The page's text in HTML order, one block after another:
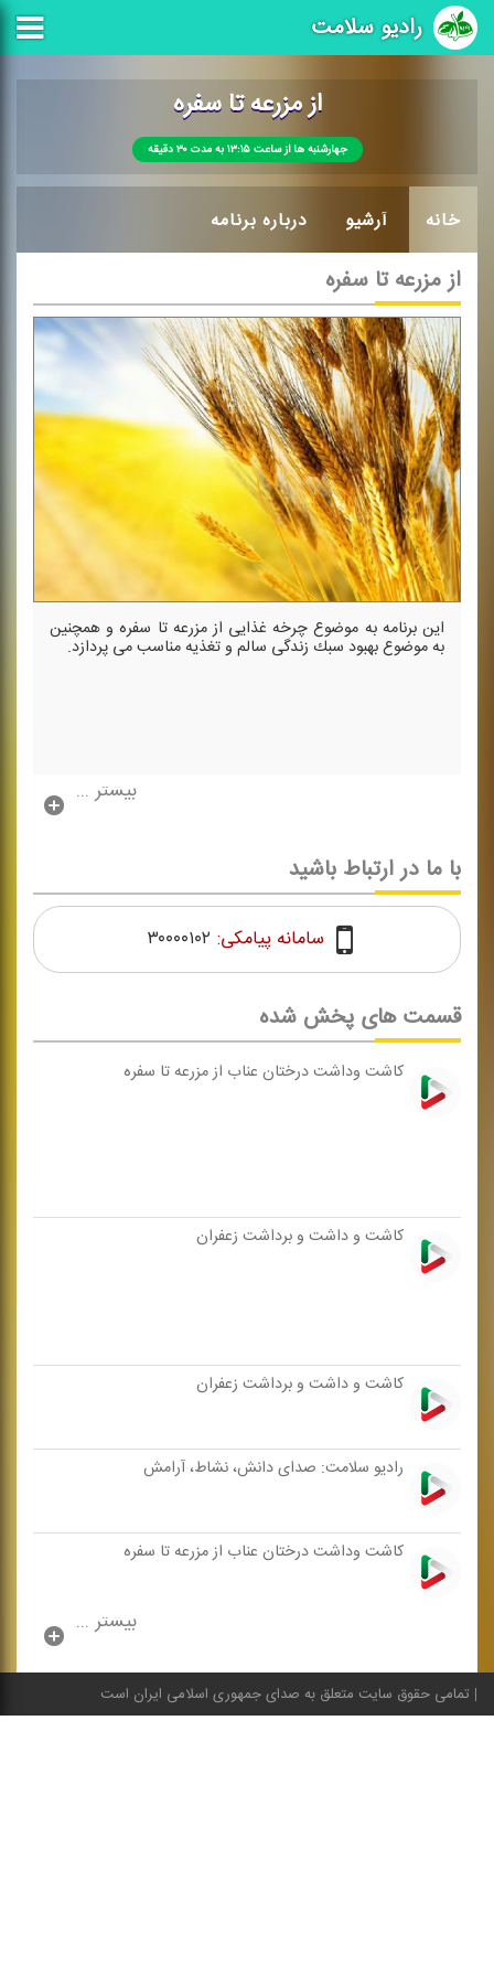
رادیو سلامت
از مزرعه تا سفره
جهارشنبه ها از ساعت ۱۳:۱۵ به مدت ۳۰ دقیقه
خانه آرشیو درباره برنامه
از مزرعه تا سفره
این برنامه به موضوع چرخه غذایی از مزرعه تا سفره و همچنین
به موضوع بهبود سبك زندگی سالم و تغذیه مناسب می پردازد.
بیشتر ...
قسمت های پخش شده
كاشت وداشت درختان عناب از مزرعه تا سفره
كاشت و داشت و برداشت زعفران
كاشت و داشت و برداشت زعفران
رادیو سلامت: صدای دانش، نشاط، آرامش
كاشت وداشت درختان عناب از مزرعه تا سفره
بیشتر ...
با ما در ارتباط باشید
سامانه پیامکی: ۳۰۰۰۰۱۰۲
تمامی حقوق سایت متعلق به صدای جمهوری اسلامی ایران است